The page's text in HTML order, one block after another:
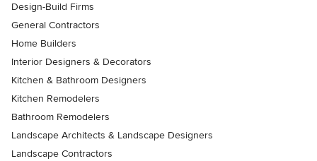
Design-Build Firms
General Contractors
Home Builders
Interior Designers & Decorators
Kitchen & Bathroom Designers
Kitchen Remodelers
Bathroom Remodelers
Landscape Architects & Landscape Designers
Landscape Contractors